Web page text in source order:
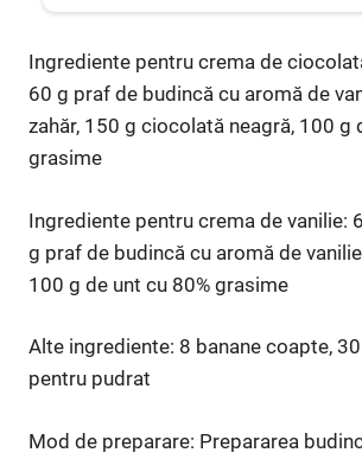
Ingrediente pentru crema de
60 g praf de budincă cu aromă de
zahăr, 150 g ciocolată neagră, 100 g
grasime
Ingrediente pentru crema de vanilie:
g praf de budincă cu aromă de
100 g de unt cu 80% grasime
Alte ingrediente: 8 banane coapte,
pentru pudrat
Mod de preparare: Prepararea